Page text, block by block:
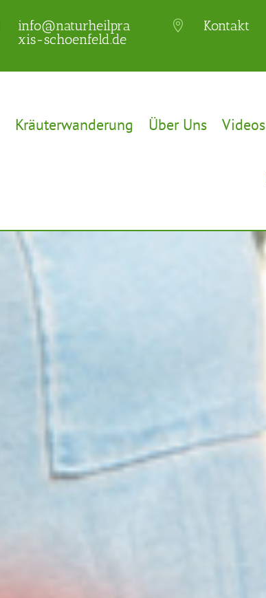
info@naturheilpra
xis-schoenfeld.de
 Kontakt
Kräuterwanderung Über Uns Videos